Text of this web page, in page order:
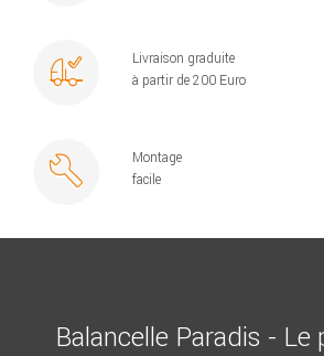
Livraison graduite
à partir de 200 Euro
Montage
facile
Balancelle Paradis - Le